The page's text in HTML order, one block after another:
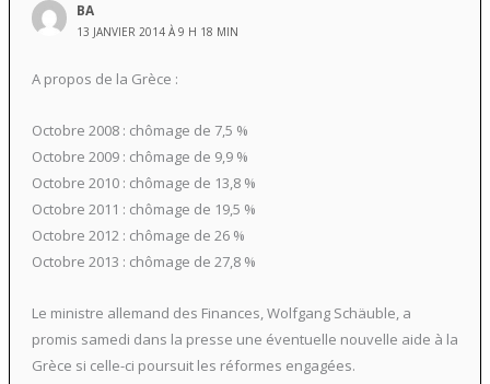
BA
13 JANVIER 2014 À 9 H 18 MIN
A propos de la Grèce :
Octobre 2008 : chômage de 7,5 %
Octobre 2009 : chômage de 9,9 %
Octobre 2010 : chômage de 13,8 %
Octobre 2011 : chômage de 19,5 %
Octobre 2012 : chômage de 26 %
Octobre 2013 : chômage de 27,8 %
Le ministre allemand des Finances, Wolfgang Schäuble, a
promis samedi dans la presse une éventuelle nouvelle aide à la
Grèce si celle-ci poursuit les réformes engagées.